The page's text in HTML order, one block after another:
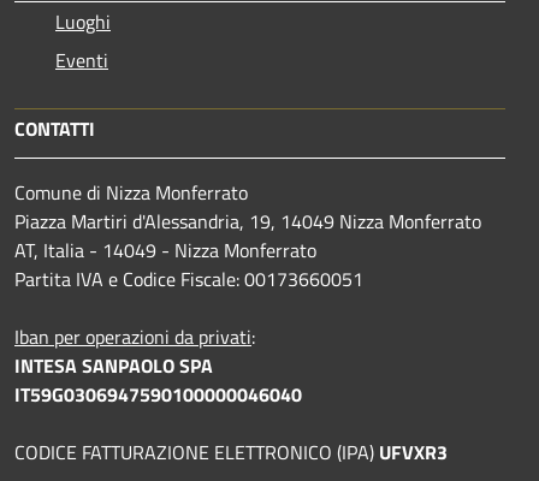
Luoghi
Eventi
CONTATTI
Comune di Nizza Monferrato
Piazza Martiri d'Alessandria, 19, 14049 Nizza Monferrato
AT, Italia - 14049 - Nizza Monferrato
Partita IVA e Codice Fiscale: 00173660051
Iban per operazioni da privati:
INTESA SANPAOLO SPA
IT59G0306947590100000046040
CODICE FATTURAZIONE ELETTRONICO (IPA) UFVXR3